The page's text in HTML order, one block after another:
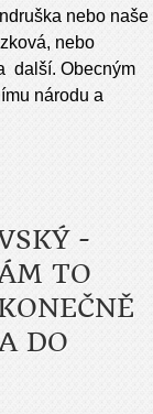
nebo naše
nebo
další. Obecným
národu a
-
TO
DO